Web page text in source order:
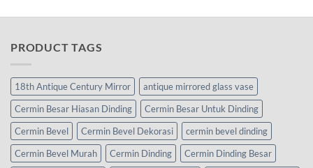
PRODUCT TAGS
18th Antique Century Mirror
antique mirrored glass vase
Cermin Besar Hiasan Dinding
Cermin Besar Untuk Dinding
Cermin Bevel
Cermin Bevel Dekorasi
cermin bevel dinding
Cermin Bevel Murah
Cermin Dinding
Cermin Dinding Besar